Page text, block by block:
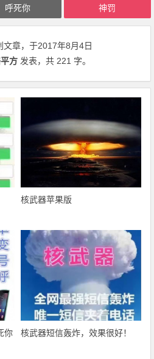
呼死你 神罚
文章，于2017年8月4日
方 发表，共 221 字。
核武器苹果版
你
核武器短信轰炸，效果很好！